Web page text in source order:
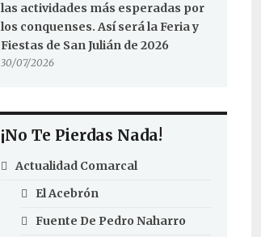
las actividades más esperadas por
los conquenses. Así será la Feria y
Fiestas de San Julián de 2026
30/07/2026
¡No Te Pierdas Nada!
Actualidad Comarcal
El Acebrón
Fuente De Pedro Naharro